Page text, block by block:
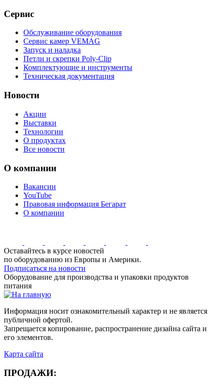
Сервис
Обслуживание оборудования
Сервис камер VEMAG
Запуск и наладка
Петли и скрепки Poly-Clip
Комплектующие и инструменты
Техническая документация
Новости
Акции
Выставки
Технологии
О продуктах
Все новости
О компании
Вакансии
YouTube
Правовая информация Бегарат
О компании
Оставайтесь в курсе новостей
по оборудованию из Европы и Америки.
Подписаться на новости
Оборудование для производства и упаковки продуктов
питания
Информация носит ознакомительный характер и не является
публичной офертой.
Запрещается копирование, распространение дизайна сайта и
его элементов.
Карта сайта
ПРОДАЖИ: